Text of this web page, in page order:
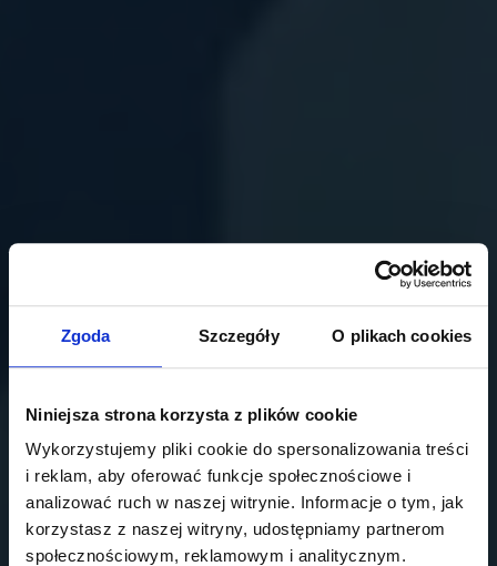
Zgoda Szczegóły O plikach cookies
Niniejsza strona korzysta z plików cookie
Wykorzystujemy pliki cookie do spersonalizowania treści
i reklam, aby oferować funkcje społecznościowe i
analizować ruch w naszej witrynie. Informacje o tym, jak
korzystasz z naszej witryny, udostępniamy partnerom
społecznościowym, reklamowym i analitycznym.